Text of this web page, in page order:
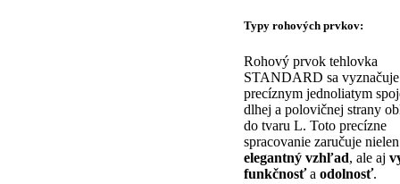
Typy rohových prvkov:
Rohový prvok tehlovka
STANDARD sa vyznačuje
precíznym jednoliatym
dlhej a polovičnej strany
do tvaru L. Toto precízne
spracovanie zaručuje nielen
elegantný vzhľad, ale aj
funkčnosťa odolnosť.